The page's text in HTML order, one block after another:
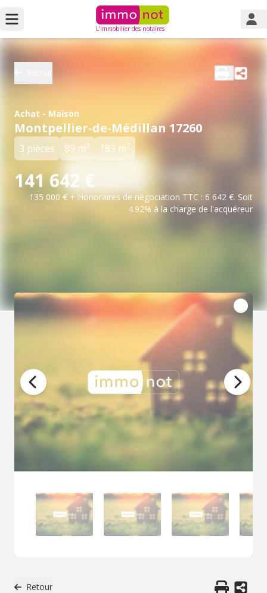
L'immobilier des notaires
Achat - Maison
Montpellier-de-Médillan 17260
3 pièces 89 m2 183 m2
141 642 €
135 000 € + Honoraires de négociation TTC : 6 642 €. Soit
4.92% à la charge de l'acquéreur
Retour